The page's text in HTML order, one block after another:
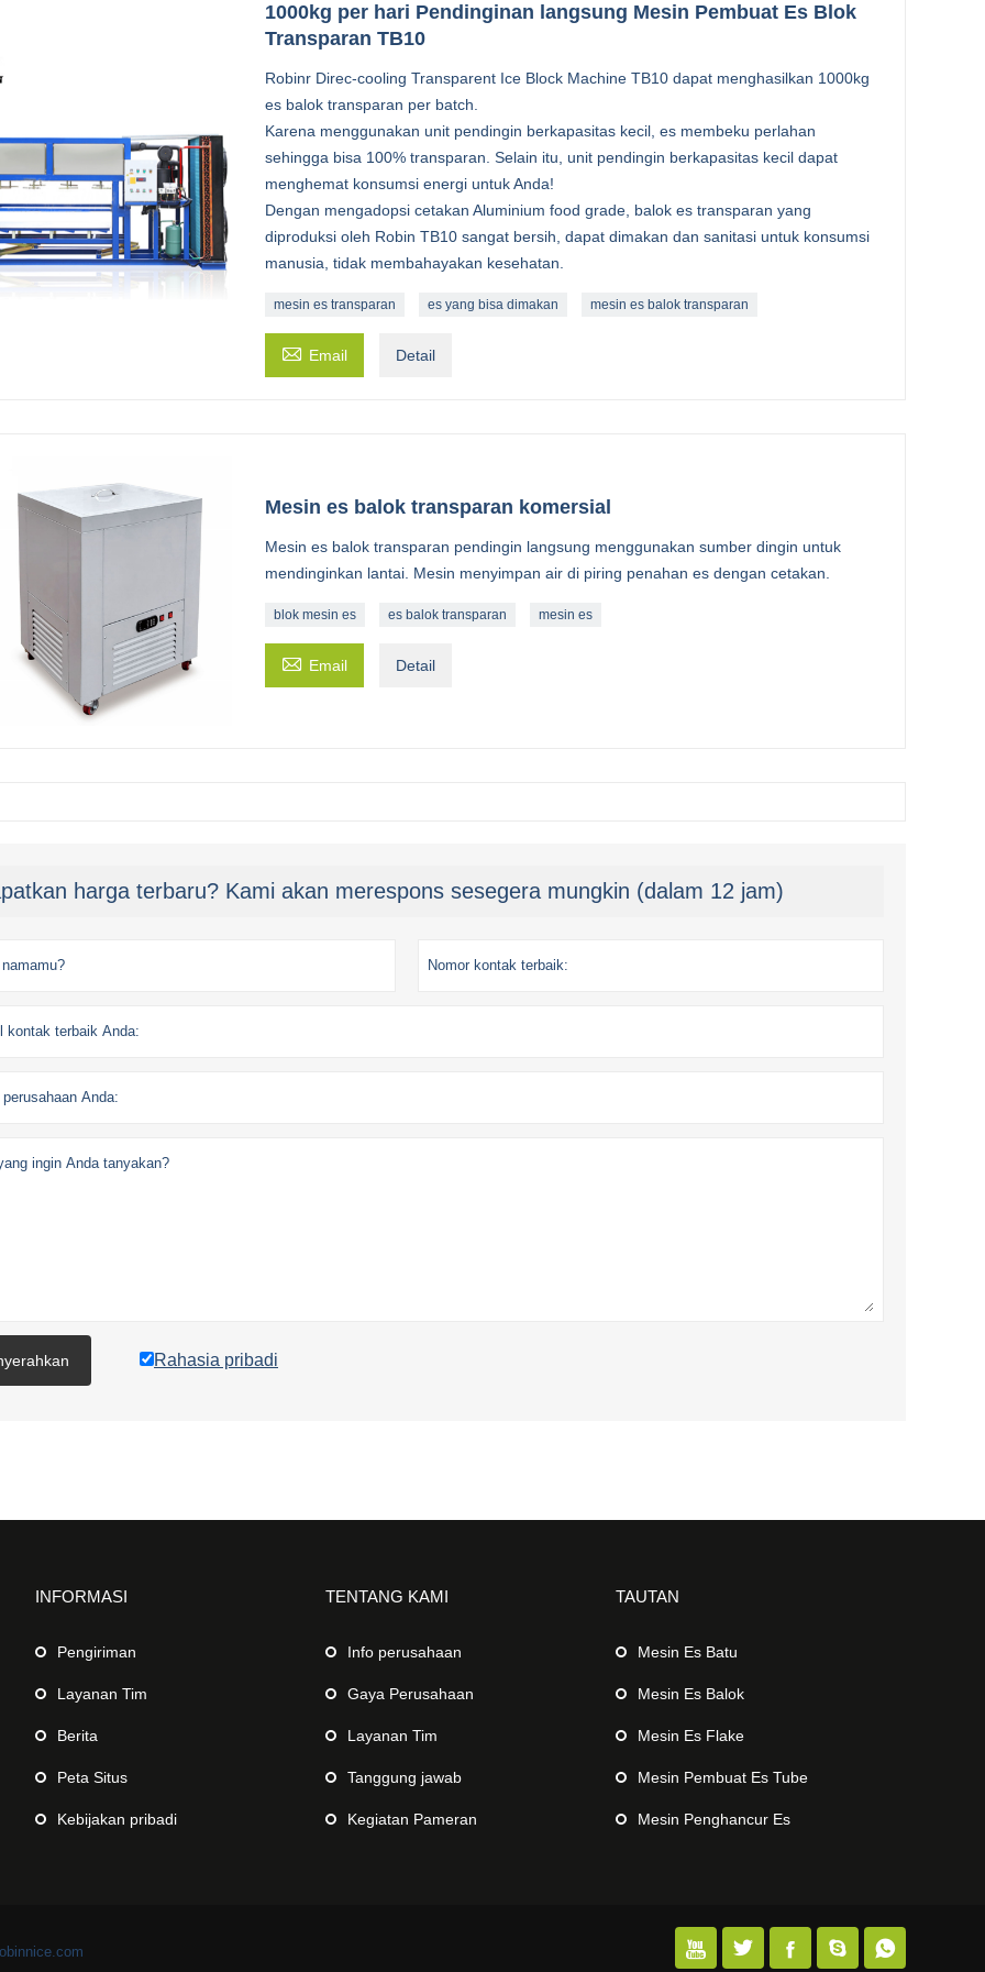
1000kg per hari Pendinginan langsung Mesin Pembuat Es Blok
Transparan TB10
Robinr Direc-cooling Transparent Ice Block Machine TB10 dapat menghasilkan 1000kg
es balok transparan per batch.
Karena menggunakan unit pendingin berkapasitas kecil, es membeku perlahan
sehingga bisa 100% transparan. Selain itu, unit pendingin berkapasitas kecil dapat
menghemat konsumsi energi untuk Anda!
Dengan mengadopsi cetakan Aluminium food grade, balok es transparan yang
diproduksi oleh Robin TB10 sangat bersih, dapat dimakan dan sanitasi untuk konsumsi
manusia, tidak membahayakan kesehatan.
mesin es transparan es yang bisa dimakan mesin es balok transparan
 Email Detail
Mesin es balok transparan komersial
Mesin es balok transparan pendingin langsung menggunakan sumber dingin untuk
mendinginkan lantai. Mesin menyimpan air di piring penahan es dengan cetakan.
blok mesin es es balok transparan mesin es
 Email Detail
harga terbaru? Kami akan merespons sesegera mungkin (dalam 12 jam)
Rahasia pribadi
INFORMASI
Pengiriman
Layanan Tim
Berita
Peta Situs
Kebijakan pribadi
TENTANG KAMI
Info perusahaan
Gaya Perusahaan
Layanan Tim
Tanggung jawab
Kegiatan Pameran
TAUTAN
Mesin Es Batu
Mesin Es Balok
Mesin Es Flake
Mesin Pembuat Es Tube
Mesin Penghancur Es
    